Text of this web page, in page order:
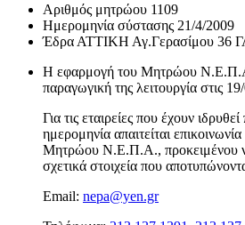
Αριθμός μητρώου 1109
Ημερομηνία σύστασης 21/4/2009
Έδρα ΑΤΤΙΚΗ Αγ.Γερασίμου 36
Η εφαρμογή του Μητρώου
παραγωγική της λειτουργία στις
Για τις εταιρείες που έχουν
ημερομηνία απαιτείται
Μητρώου Ν.Ε.Π.Α., προκειμένου
σχετικά στοιχεία που
Email: nepa@yen.gr